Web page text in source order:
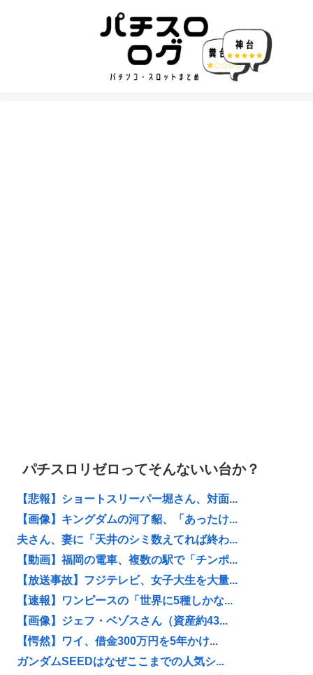
パチスロリゼロってそんないい台か？
【悲報】ショートスリーパー堀さん、対面...
【画像】キングダムの河了貂、「あったけ...
夫さん、妻に「天井のシミ数えてれば終わ...
【動画】福岡の電車、複数の駅で「チンポ...
【放送事故】フジテレビ、女子大生を大量...
【速報】ワンピースの「世界に5種しかな...
【画像】ジェフ・ベゾスさん（資産約43...
【愕然】ワイ、借金300万円を5年かけ...
ガンダムSEEDはなぜここまでの人気シ...